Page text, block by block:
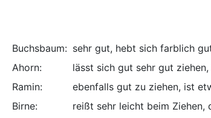
Buchsbaum: sehr gut, hebt sich farblich
Ahorn:
lässt sich gut sehr gut
Ramin:
ebenfalls gut zu ziehen, ist
Birne:
reißt sehr leicht beim Ziehen,